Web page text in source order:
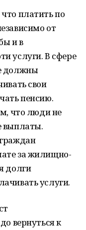
платить по
от
и в
услуги. В сфере
должны
свои
пенсию.
что люди не
выплаты.
за жилищно-
долги
услуги.
вернуться к